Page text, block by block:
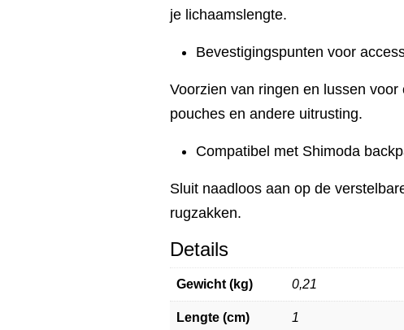
je lichaamslengte.
Bevestigingspunten voor
Voorzien van ringen en lussen
pouches en andere uitrusting.
Compatibel met Shimoda
Sluit naadloos aan op de
rugzakken.
Details
Gewicht (kg) 0,21
Lengte (cm) 1